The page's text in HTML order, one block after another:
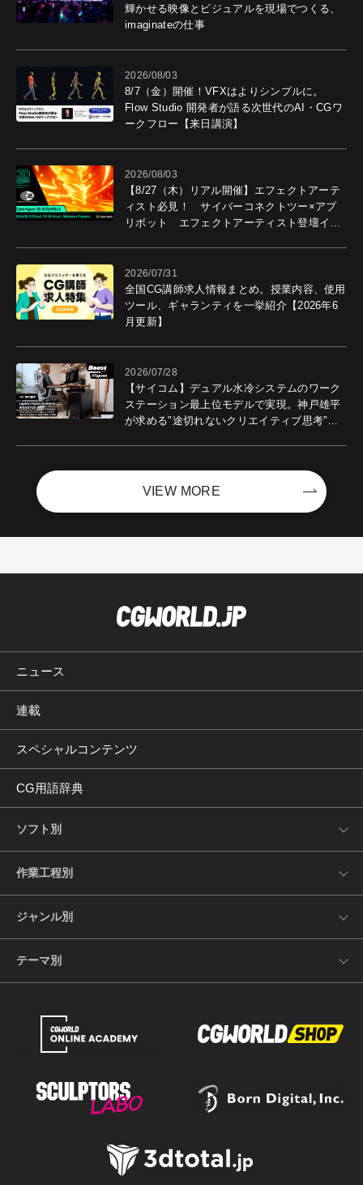
輝かせる映像とビジュアルを現場でつくる、
imaginateの仕事
2026/08/03
8/7（金）開催！VFXはよりシンプルに。
Flow Studio 開発者が語る次世代のAI・CGワ
ークフロー【来日講演】
2026/08/03
【8/27（木）リアル開催】エフェクトアーテ
ィスト必見！ サイバーコネクトツー×アプ
リボット エフェクトアーティスト登壇イベ
2026/07/31
全国CG講師求人情報まとめ。授業内容、使用
ツール、ギャランティを一挙紹介【2026年6
月更新】
2026/07/28
【サイコム】デュアル水冷システムのワーク
ステーション最上位モデルで実現。神戸雄平
が求める"途切れないクリエイティブ思考"｜
VIEW MORE
ニュース
連載
スペシャルコンテンツ
CG用語辞典
ソフト別
作業工程別
ジャンル別
テーマ別